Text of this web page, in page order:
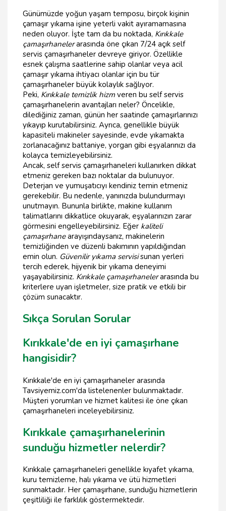
Günümüzde yoğun yaşam temposu, birçok kişinin
çamaşır yıkama işine yeterli vakit ayıramamasına
neden oluyor. İşte tam da bu noktada, Kırıkkale
çamaşırhanelerarasında öne çıkan 7/24 açık self
servis çamaşırhaneler devreye giriyor. Özellikle
esnek çalışma saatlerine sahip olanlar veya acil
çamaşır yıkama ihtiyacı olanlar için bu tür
çamaşırhaneler büyük kolaylık sağlıyor.
Peki, Kırıkkale temizlik hizm veren bu self servis
çamaşırhanelerin avantajları neler? Öncelikle,
dilediğiniz zaman, günün her saatinde çamaşırlarınızı
yıkayıp kurutabilirsiniz. Ayrıca, genellikle büyük
kapasiteli makineler sayesinde, evde yıkamakta
zorlanacağınız battaniye, yorgan gibi eşyalarınızı da
kolayca temizleyebilirsiniz.
Ancak, self servis çamaşırhaneleri kullanırken dikkat
etmeniz gereken bazı noktalar da bulunuyor.
Deterjan ve yumuşatıcıyı kendiniz temin etmeniz
gerekebilir. Bu nedenle, yanınızda bulundurmayı
unutmayın. Bununla birlikte, makine kullanım
talimatlarını dikkatlice okuyarak, eşyalarınızın zarar
görmesini engelleyebilirsiniz. Eğer kaliteli
çamaşırhanearayışındaysanız, makinelerin
temizliğinden ve düzenli bakımının yapıldığından
emin olun. Güvenilir yıkama servisisunan yerleri
tercih ederek, hijyenik bir yıkama deneyimi
yaşayabilirsiniz. Kırıkkale çamaşırhanelerarasında bu
kriterlere uyan işletmeler, size pratik ve etkili bir
çözüm sunacaktır.
Sıkça Sorulan Sorular
Kırıkkale'de en iyi çamaşırhane
hangisidir?
Kırıkkale'de en iyi çamaşırhaneler arasında
Tavsiyemiz.com'da listelenenler bulunmaktadır.
Müşteri yorumları ve hizmet kalitesi ile öne çıkan
çamaşırhaneleri inceleyebilirsiniz.
Kırıkkale çamaşırhanelerinin
sunduğu hizmetler nelerdir?
Kırıkkale çamaşırhaneleri genellikle kıyafet yıkama,
kuru temizleme, halı yıkama ve ütü hizmetleri
sunmaktadır. Her çamaşırhane, sunduğu hizmetlerin
çeşitliliği ile farklılık göstermektedir.